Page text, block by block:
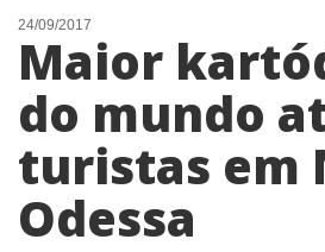
CIDADES
EVENTOS
EMPREGO
ANIVERSÁRIO DAS CIDADES
ANUNCIE
CONTATO
24/09/2017
Maior
do mundo
turistas em
Odessa